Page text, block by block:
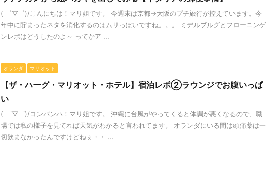
( ゜▽゜)/こんにちは！マリ姐です。 今週末は京都→大阪のプチ旅行が控えています。今
年中に貯まったネタを消化するのはムリっぽいですね。。。 ミデルブルグとフローニンゲ
ンレポはどうしたのよ～ ってかア ...
オランダ マリオット
【ザ・ハーグ・マリオット・ホテル】宿泊レポ②ラウンジでお腹いっぱ
い
( ゜▽゜)/コンバンハ！マリ姐です。 沖縄に台風がやってくると体調が悪くなるので、職
場では私の様子を見てれば天気がわかると言われてます。 オランダにいる間は頭痛薬は一
切飲まなかったんですけどねぇ・・ ...